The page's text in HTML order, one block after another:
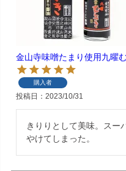
金山寺味噌たまり使用九曜
購入者
投稿日 2023/10/31
きりりとして美味。スー
やけてしまった。